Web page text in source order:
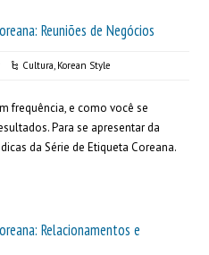
Reuniões de Negócios
Cultura, Korean Style
frequência, e como você se
Para se apresentar da
da Série de Etiqueta Coreana.
Relacionamentos e